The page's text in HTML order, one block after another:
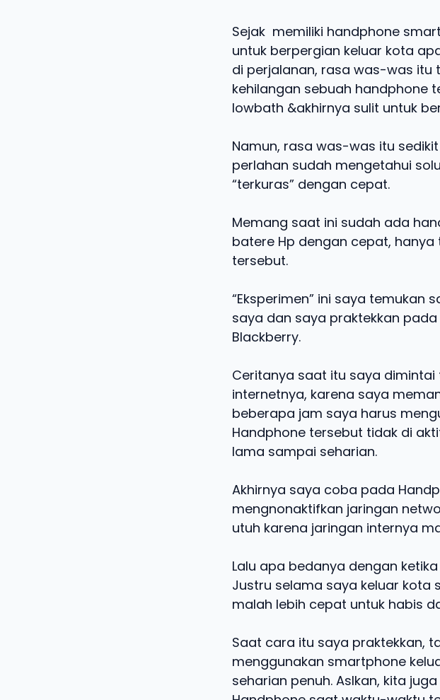
Sejak memiliki handphone
untuk berpergian keluar kota
di perjalanan, rasa was-was itu
kehilangan sebuah handphone
lowbath &akhirnya sulit untuk
Namun, rasa was-was itu
perlahan sudah mengetahui
“terkuras” dengan cepat.
Memang saat ini sudah ada
batere Hp dengan cepat,
tersebut.
“Eksperimen” ini saya temukan
saya dan saya praktekkan
Blackberry.
Ceritanya saat itu saya
internetnya, karena saya
beberapa jam saya harus
Handphone tersebut tidak di
lama sampai seharian.
Akhirnya saya coba pada
mengnonaktifkan jaringan
utuh karena jaringan internya
Lalu apa bedanya dengan
Justru selama saya keluar kota
malah lebih cepat untuk habis
Saat cara itu saya praktekkan,
menggunakan smartphone
seharian penuh. Aslkan, kita